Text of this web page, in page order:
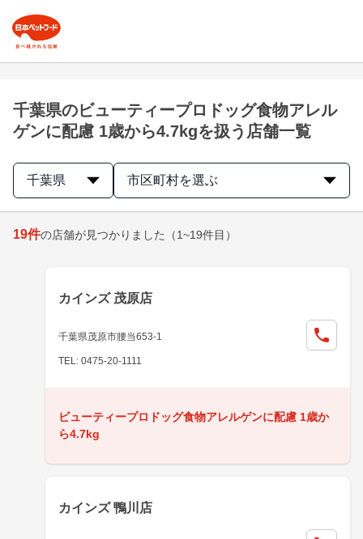
千葉県のビューティープロドッグ食物アレル
ゲンに配慮 1歳から4.7kgを扱う店舗一覧
千葉県 市区町村を選ぶ
19件の店舗が見つかりました （1~19件目）
カインズ 茂原店
千葉県茂原市腰当653-1
TEL: 0475-20-1111
ビューティープロドッグ食物アレルゲンに配慮 1歳か
ら4.7kg
カインズ 鴨川店